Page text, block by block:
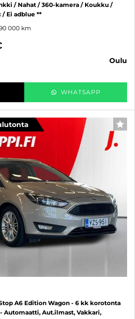
/ Nahat / 360-kamera / Koukku /
/ Ei adblue **
000 km
oulu
WHATSAPP
A6 Edition Wagon - 6 kk korotonta
Automaatti, Aut.ilmast, Vakkari,